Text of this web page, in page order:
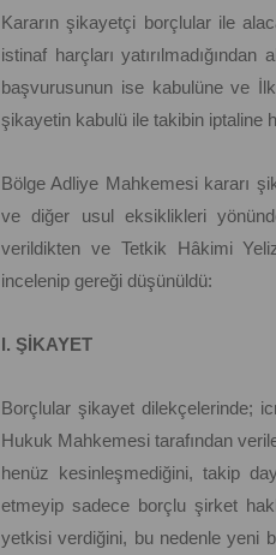
Kararın şikayetçi borçlular ile
istinaf harçları
başvurusunun ise kabulüne ve
şikayetin kabulü ile takibin iptaline
Bölge Adliye Mahkemesi kararı
ve diğer usul eksiklikleri
verildikten ve Tetkik Hâkimi
incelenip gereği düşünüldü:
I. ŞİKAYET
Borçlular şikayet dilekçelerinde;
Hukuk Mahkemesi tarafından
henüz kesinleşmediğini, takip
etmeyip sadece borçlu şirket
yetkisi verdiğini, bu nedenle yeni